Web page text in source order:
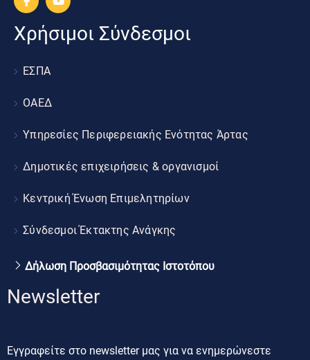
Χρήσιμοι Σύνδεσμοι
ΕΣΠΑ
ΟΑΕΔ
Υπηρεσίες Περιφερειακής Ενότητας Άρτας
Δημοτικές επιχειρήσεις & οργανισμοί
Κεντρική Ένωση Επιμελητηρίων
Σύνδεσμοι Έκτακτης Ανάγκης
Δήλωση Προσβασιμότητας Ιστοτόπου
Newsletter
Εγγραφείτε στο newsletter μας για να ενημερώνεστε